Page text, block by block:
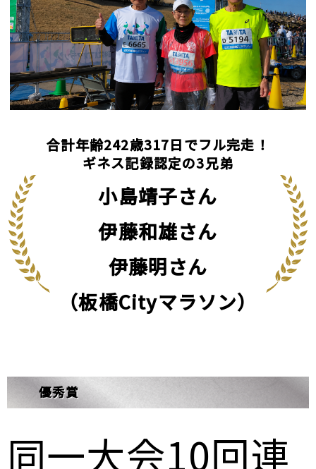
合計年齢242歳317日でフル完走！
ギネス記録認定の3兄弟
小島靖子さん
伊藤和雄さん
伊藤明さん
（板橋Cityマラソン）
優秀賞
同一大会10回連